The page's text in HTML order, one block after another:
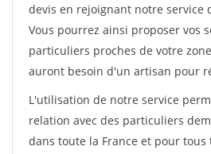
devis en rejoignant notre service
Vous pourrez ainsi proposer vos
particuliers proches de votre
auront besoin d'un artisan pour
L'utilisation de notre service
relation avec des particuliers
dans toute la France et pour tous